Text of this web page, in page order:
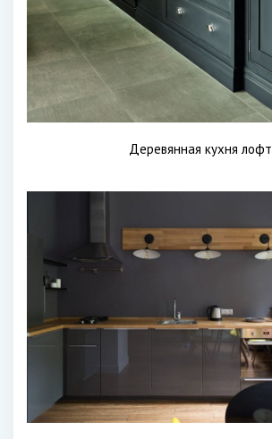
Деревянная кухня лофт